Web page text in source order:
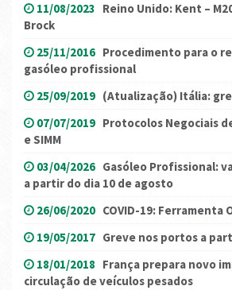
11/08/2023 Reino Unido: Kent –
Brock
25/11/2016 Procedimento para o
gasóleo profissional
25/09/2019 (Atualização) Itália:
07/07/2019 Protocolos Negociais
e SIMM
03/04/2026 Gasóleo Profissional:
a partir do dia 10 de agosto
26/06/2020 COVID-19: Ferramenta
19/05/2017 Greve nos portos a
18/01/2018 França prepara novo
circulação de veículos pesados